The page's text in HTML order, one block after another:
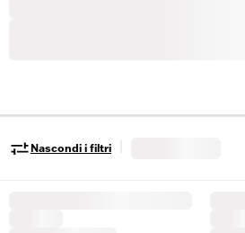
Nascondi i filtri